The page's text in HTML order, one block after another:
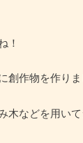
！
創作物を作りま
木などを用い